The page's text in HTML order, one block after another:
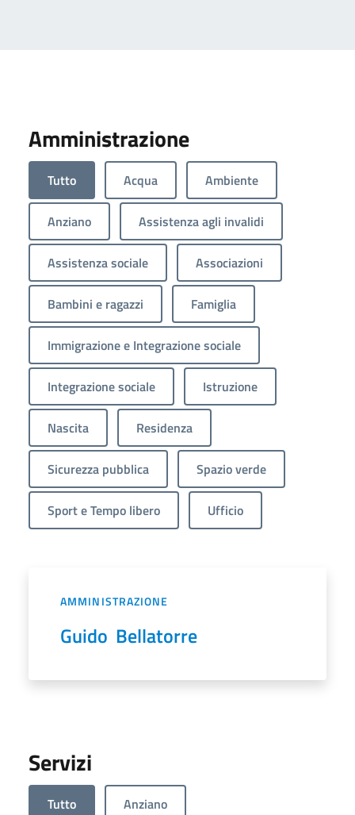
Amministrazione
Tutto Acqua Ambiente
Anziano Assistenza agli invalidi
Assistenza sociale Associazioni
Bambini e ragazzi Famiglia
Immigrazione e Integrazione sociale
Integrazione sociale Istruzione
Nascita Residenza
Sicurezza pubblica Spazio verde
Sport e Tempo libero Ufficio
AMMINISTRAZIONE
Guido Bellatorre
Servizi
Tutto Anziano